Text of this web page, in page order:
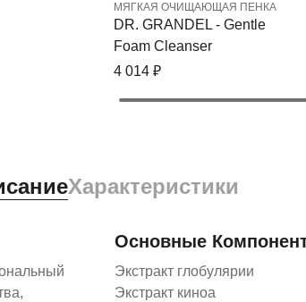
МЯГКАЯ ОЧИЩАЮЩАЯ ПЕНКА
DR. GRANDEL - Gentle
Foam Cleanser
4 014 ₽
Характеристики
Основные
Экстракт глобулярии
Экстракт киноа